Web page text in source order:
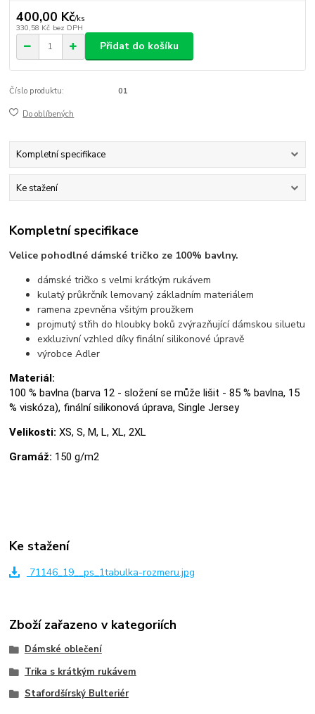
400,00 Kč/ks
330,58 Kč bez DPH
Přidat do košíku
Číslo produktu: 01
Do oblíbených
Kompletní specifikace
Ke stažení
Kompletní specifikace
Velice pohodlné dámské tričko ze 100% bavlny.
dámské tričko s velmi krátkým rukávem
kulatý průkrčník lemovaný základním materiálem
ramena zpevněna všitým proužkem
projmutý střih do hloubky boků zvýrazňující dámskou siluetu
exkluzivní vzhled díky finální silikonové úpravě
výrobce Adler
Materiál:
100 % bavlna (barva 12 - složení se může lišit - 85 % bavlna, 15
% viskóza), finální silikonová úprava, Single Jersey
Velikosti: XS, S, M, L, XL, 2XL
Gramáž: 150 g/m2
Ke stažení
71146_19__ps_1tabulka-rozmeru.jpg
Zboží zařazeno v kategoriích
Dámské oblečení
Trika s krátkým rukávem
Stafordšírský Bulteriér